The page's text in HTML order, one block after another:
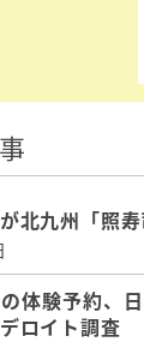
北九州「照
体験予約、
ロイト調査